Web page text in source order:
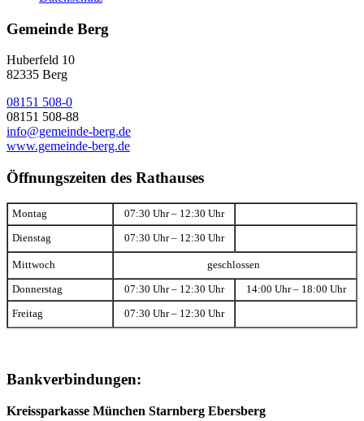
Gemeinde Berg
Huberfeld 10
82335 Berg
08151 508-0
08151 508-88
info@gemeinde-berg.de
www.gemeinde-berg.de
Öffnungszeiten des Rathauses
Montag 07:30 Uhr – 12:30 Uhr
Dienstag 07:30 Uhr – 12:30 Uhr
Mittwoch geschlossen
Donnerstag 07:30 Uhr – 12:30 Uhr 14:00 Uhr – 18:00 Uhr
Freitag 07:30 Uhr – 12:30 Uhr
Bankverbindungen:
Kreissparkasse München Starnberg Ebersberg